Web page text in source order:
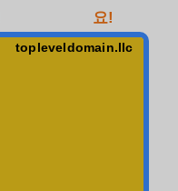
요!
topleveldomain.llc